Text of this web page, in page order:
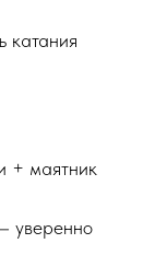
катания
+ маятник
уверенно